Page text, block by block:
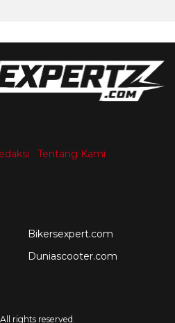
Tentang Kami
Bikersexpert.com
Duniascooter.com
rights reserved.